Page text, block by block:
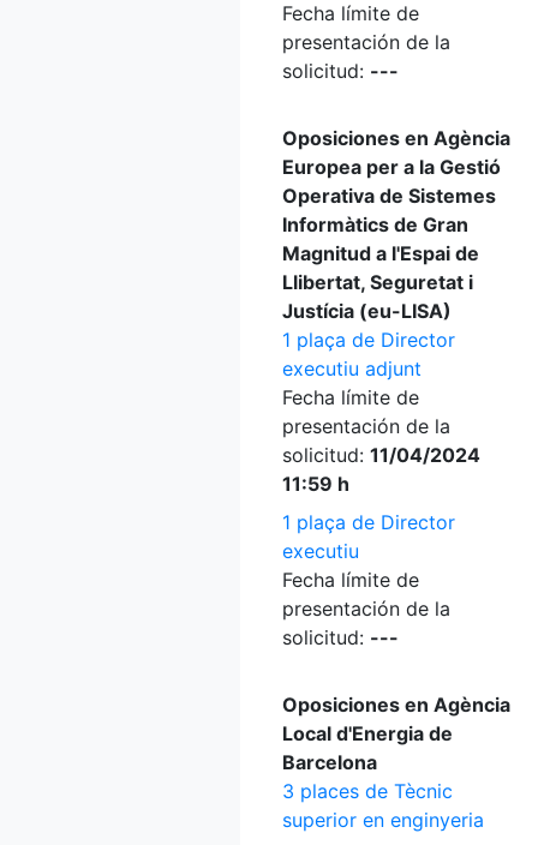
Fecha límite de
presentación de la
solicitud: ---
Oposiciones en Agència
Europea per a la Gestió
Operativa de Sistemes
Informàtics de Gran
Magnitud a l'Espai de
Llibertat, Seguretat i
Justícia (eu-LISA)
1 plaça de Director
executiu adjunt
Fecha límite de
presentación de la
solicitud: 11/04/2024
11:59 h
1 plaça de Director
executiu
Fecha límite de
presentación de la
solicitud: ---
Oposiciones en Agència
Local d'Energia de
Barcelona
3 places de Tècnic
superior en enginyeria